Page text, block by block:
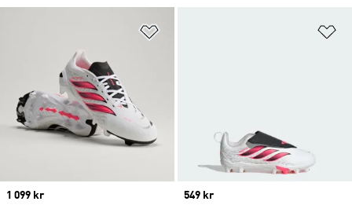
Price
1 099 kr
Price
549 kr